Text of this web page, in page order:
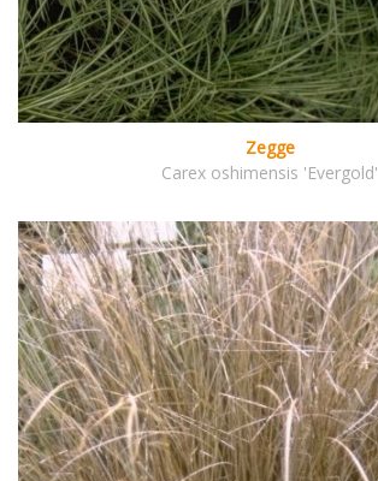
Zegge
Carex oshimensis 'Evergold'